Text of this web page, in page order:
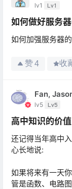
lv1 Lv1
如何做好服务
如何加强服务器
赞4 收
Fan,
lv5 Lv5
高中知识的价值
还记得当年高中
心长地说:
如果将来有一天
管是函数、电路